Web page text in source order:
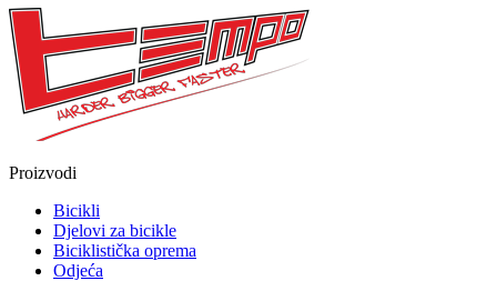
Proizvodi
Bicikli
Djelovi za bicikle
Biciklistička oprema
Odjeća